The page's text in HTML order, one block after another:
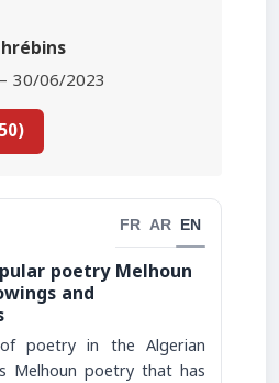
30/06/2023
FR AR EN
poetry Melhoun
and
poetry in the Algerian
Melhoun poetry that has